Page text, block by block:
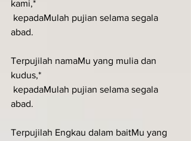
kami,*
abad.
Terpujilah namaMu yang mulia dan
kudus,*
abad.
Terpujilah Engkau dalam baitMu yang